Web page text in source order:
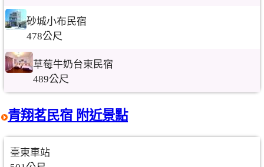
砂城小布民宿
478公尺
草莓牛奶台東民宿
489公尺
青翔茗民宿 附近景點
臺東車站